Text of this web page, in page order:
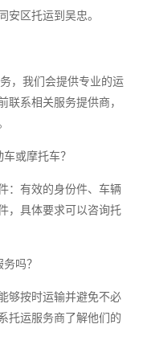
安区托运到吴忠。
，我们会提供专业的运
联系相关服务提供商，
或摩托车？
：有效的身份件、车辆
，具体要求可以咨询托
吗？
够按时运输并避免不必
托运服务商了解他们的